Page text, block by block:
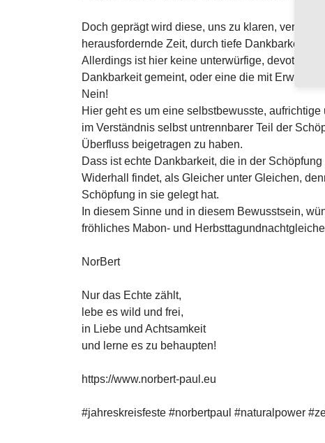
Doch geprägt wird diese, uns zu klaren,
herausfordernde Zeit, durch tiefe Dankbarkeit
Allerdings ist hier keine unterwürfige, devote,
Dankbarkeit gemeint, oder eine die mit
Nein!
Hier geht es um eine selbstbewusste,
im Verständnis selbst untrennbarer Teil der
Überfluss beigetragen zu haben.
Dass ist echte Dankbarkeit, die in der
Widerhall findet, als Gleicher unter Gleichen,
Schöpfung in sie gelegt hat.
In diesem Sinne und in diesem Bewusstsein,
fröhliches Mabon- und
NorBert
Nur das Echte zählt,
lebe es wild und frei,
in Liebe und Achtsamkeit
und lerne es zu behaupten!
https://www.norbert-paul.eu
#jahreskreisfeste #norbertpaul #naturalpower